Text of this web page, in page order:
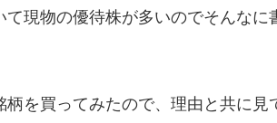
て現物の優待株が多いのでそんな
を買ってみたので、理由と共に見